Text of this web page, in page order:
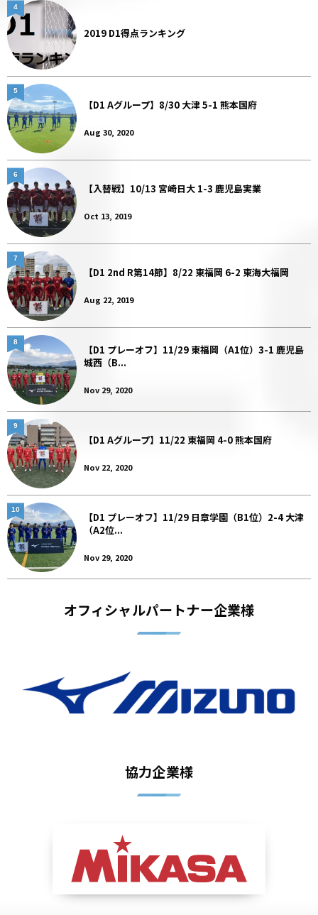
2019 D1得点ランキング
4
【D1 Aグループ】8/30 大津 5-1 熊本国府
Aug 30, 2020
5
【入替戦】10/13 宮崎日大 1-3 鹿児島実業
Oct 13, 2019
6
【D1 2nd R第14節】8/22 東福岡 6-2 東海大福岡
Aug 22, 2019
7
【D1 プレーオフ】11/29 東福岡（A1位）3-1 鹿児島
城西（B...
Nov 29, 2020
8
【D1 Aグループ】11/22 東福岡 4-0 熊本国府
Nov 22, 2020
9
【D1 プレーオフ】11/29 日章学園（B1位）2-4 大津
（A2位...
Nov 29, 2020
10
オフィシャルパートナー企業様
協力企業様